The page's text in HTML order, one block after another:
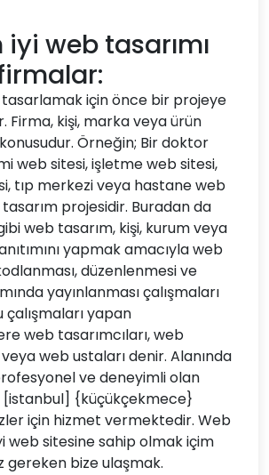
iyi web tasarımı
tasarlamak için önce bir projeye
Firma, kişi, marka veya ürün
Örneğin; Bir doktor
web sitesi, işletme web sitesi,
tıp merkezi veya hastane web
projesidir. Buradan da
web tasarım, kişi, kurum veya
yapmak amacıyla web
düzenlenmesi ve
yayınlanması çalışmaları
çalışmaları yapan
web tasarımcıları, web
veya web ustaları denir. Alanında
ve deneyimli olan
[istanbul] {küçükçekmece}
için hizmet vermektedir. Web
web sitesine sahip olmak içim
gereken bize ulaşmak.